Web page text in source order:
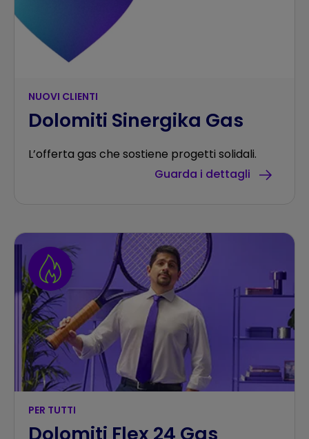
NUOVI CLIENTI
Dolomiti Sinergika Gas
L’offerta gas che sostiene progetti solidali.
Guarda i dettagli
PER TUTTI
Dolomiti Flex 24 Gas